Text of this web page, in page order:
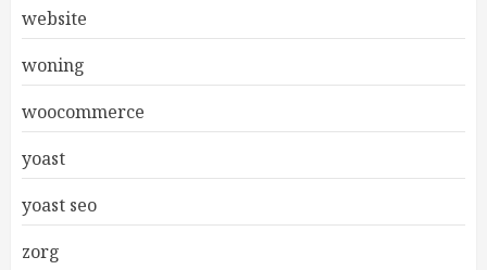
website
woning
woocommerce
yoast
yoast seo
zorg